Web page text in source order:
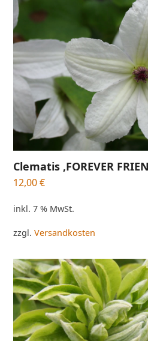
Clematis ‚FOREVER
12,00€
inkl. 7 % MwSt.
zzgl.Versandkosten